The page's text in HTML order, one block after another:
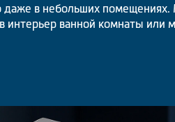
даже в небольших
интерьер ванной комнаты или